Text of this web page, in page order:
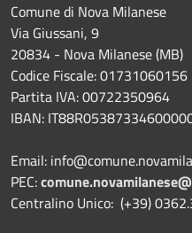
Comune di Nova Milanese
Via Giussani, 9
20834 - Nova Milanese (MB)
Codice Fiscale: 01731060156
Partita IVA: 00722350964
IBAN:
Email:
PEC:
Centralino Unico: (+39)